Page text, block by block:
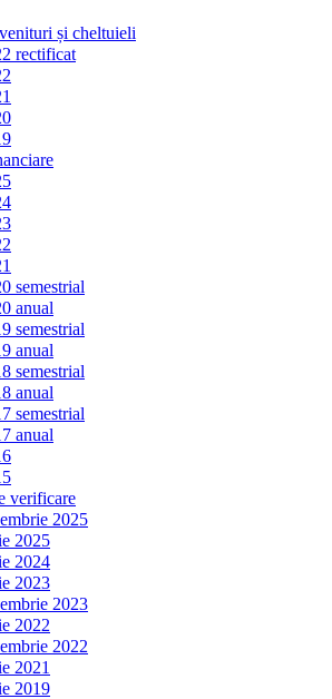
și cheltuieli
rectificat
semestrial
anual
semestrial
anual
semestrial
anual
semestrial
anual
verificare
2025
2025
2024
2023
2023
2022
2022
2021
2019